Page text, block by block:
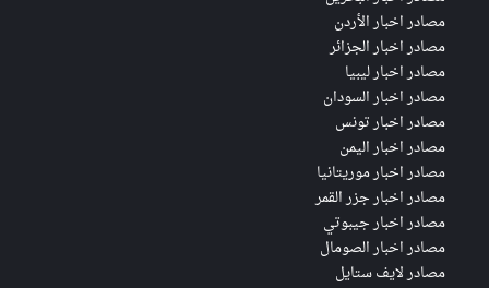
مصادر اخبار الأردن
مصادر اخبار الجزائر
مصادر اخبار ليبيا
مصادر اخبار السودان
مصادر اخبار تونس
مصادر اخبار اليمن
مصادر اخبار موريتانيا
مصادر اخبار جزر القمر
مصادر اخبار جيبوتي
مصادر اخبار الصومال
مصادر لايف ستايل